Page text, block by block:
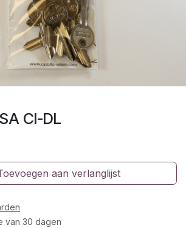
CI-DL
aan verlanglijst
van 30 dagen